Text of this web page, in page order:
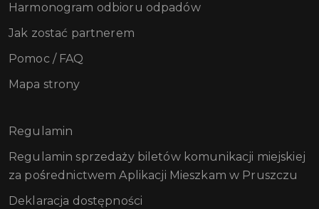
Harmonogram odbioru odpadów
Jak zostać partnerem
Pomoc / FAQ
Mapa strony
Regulamin
Regulamin sprzedaży biletów komunikacji miejskiej
za pośrednictwem Aplikacji Mieszkam w Pruszczu
Deklaracja dostępności